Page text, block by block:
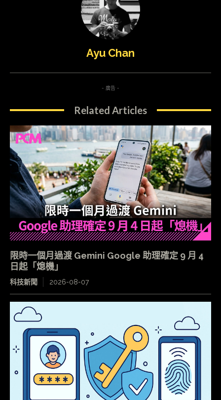
Ayu Chan
- 廣告 -
Related Articles
限時一個月過渡 Gemini Google 助理確定 9 月 4
日起「熄機」
科技新聞 2026-08-07